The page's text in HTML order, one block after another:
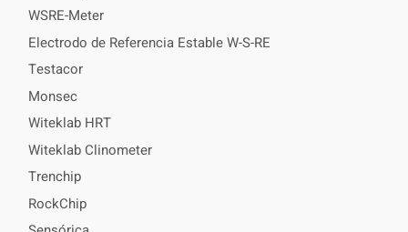
WSRE-Meter
Electrodo de Referencia Estable W-S-RE
Testacor
Monsec
Witeklab HRT
Witeklab Clinometer
Trenchip
RockChip